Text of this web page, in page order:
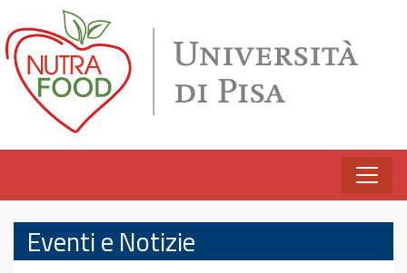
Vai al contenuto
Eventi e Notizie